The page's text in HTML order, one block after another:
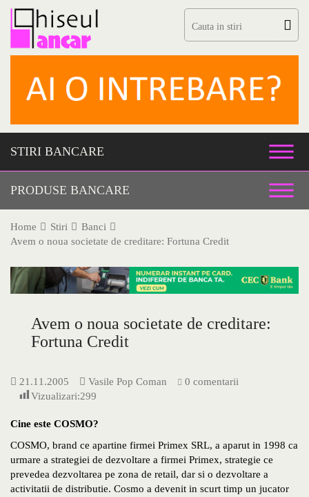
Skip
STIRI BANCARE
PRODUSE BANCARE
Home Stiri
Banci
Avem o noua societate de creditare: Fortuna Credit
Avem o noua societate de creditare:
Fortuna Credit
21.11.2005 Vasile Pop Coman
0 comentarii
Vizualizari:299
Cine este COSMO?
COSMO, brand ce apartine firmei Primex SRL, a aparut in 1998 ca
urmare a strategiei de dezvoltare a firmei Primex, strategie ce
prevedea dezvoltarea pe zona de retail, dar si o dezvoltare a
activitatii de distributie. Cosmo a devenit in scurt timp un jucator